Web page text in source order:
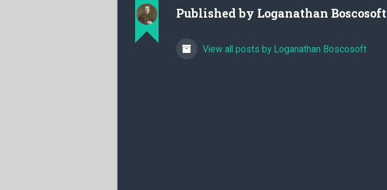
Published by Loganathan Boscosoft
View all posts by Loganathan Boscosoft